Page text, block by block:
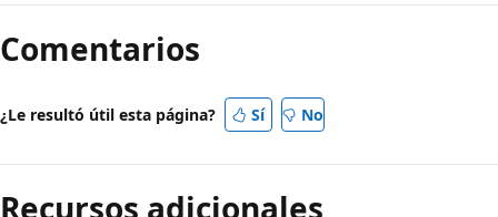
de
lectura
Comentarios
¿Le resultó útil esta página? Sí No
Recursos adicionales